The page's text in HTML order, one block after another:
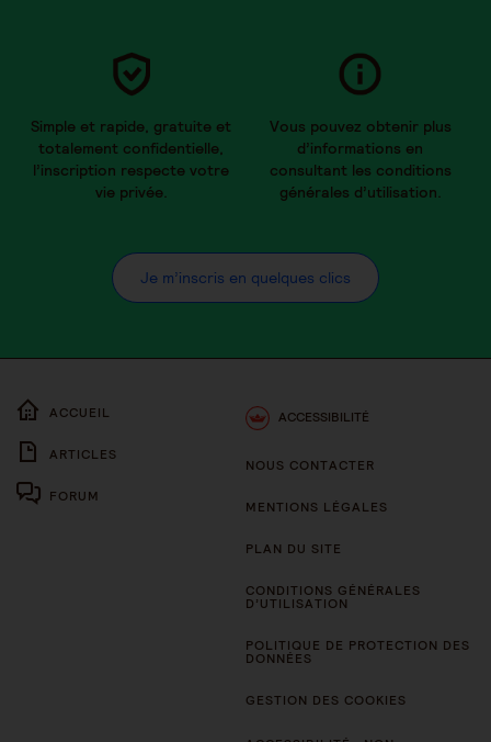
Simple et rapide, gratuite et
totalement confidentielle,
l’inscription respecte votre
vie privée.
Vous pouvez obtenir plus
d’informations en
consultant les conditions
générales d’utilisation.
Je m’inscris en quelques clics
ACCUEIL
ARTICLES
FORUM
ACCESSIBILITÉ
NOUS CONTACTER
MENTIONS LÉGALES
PLAN DU SITE
CONDITIONS GÉNÉRALES
D’UTILISATION
POLITIQUE DE PROTECTION DES
DONNÉES
GESTION DES COOKIES